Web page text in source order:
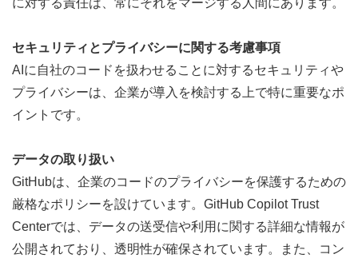
セキュリティとプライバシーに関する考慮事項
AIに自社のコードを扱わせることに対するセキュリティや
プライバシーは、企業が導入を検討する上で特に重要なポ
イントです。
データの取り扱い
GitHubは、企業のコードのプライバシーを保護するための
厳格なポリシーを設けています。 GitHub Copilot Trust
Centerでは、データの送受信や利用に関する詳細な情報が
公開されており、透明性が確保されています。また、コン